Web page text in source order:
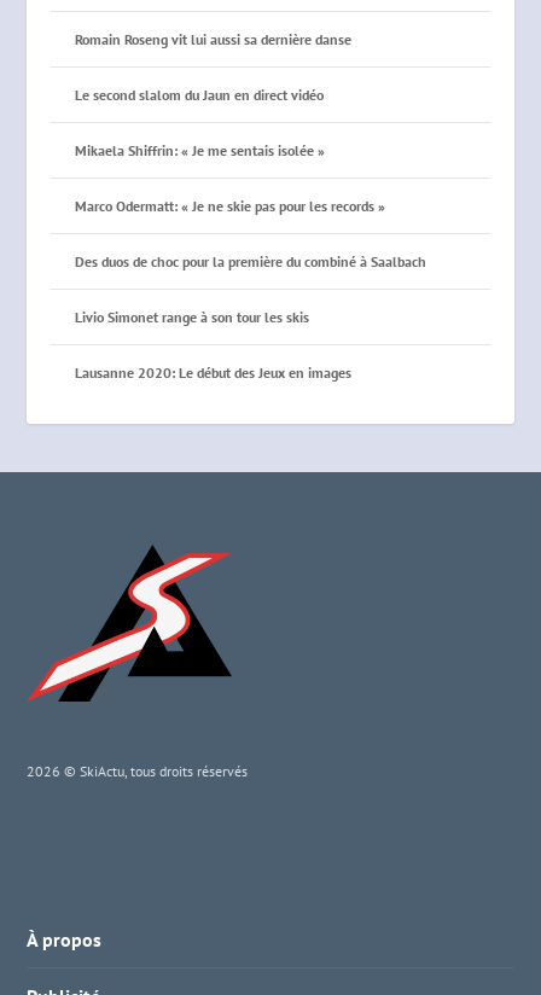
Romain Roseng vit lui aussi sa dernière danse
Le second slalom du Jaun en direct vidéo
Mikaela Shiffrin: « Je me sentais isolée »
Marco Odermatt: « Je ne skie pas pour les records »
Des duos de choc pour la première du combiné à Saalbach
Livio Simonet range à son tour les skis
Lausanne 2020: Le début des Jeux en images
2026 © SkiActu, tous droits réservés
À propos